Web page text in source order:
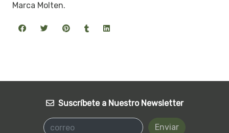
Marca Molten.
Suscríbete a Nuestro Newsletter
Enviar